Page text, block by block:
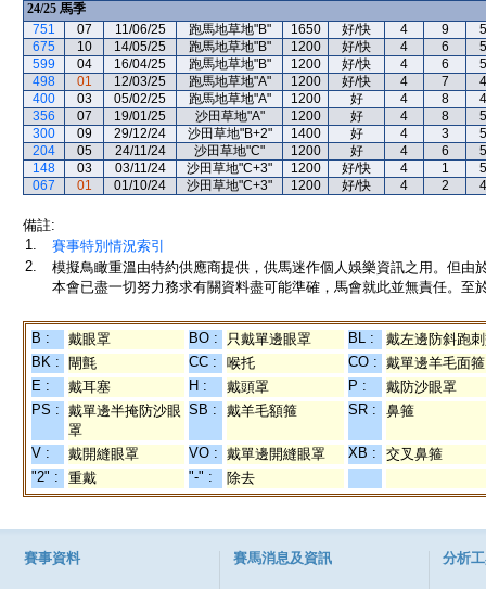
24/25 馬季
751
07 11/06/25 跑馬地草地"B" 1650 好/快 4 9
675
10 14/05/25 跑馬地草地"B" 1200 好/快 4 6
599
04 16/04/25 跑馬地草地"B" 1200 好/快 4 6
498
01 12/03/25 跑馬地草地"A" 1200 好/快 4 7
400
03 05/02/25 跑馬地草地"A" 1200 好 4 8
356
07 19/01/25 沙田草地"A" 1200 好 4 8
300
09 29/12/24 沙田草地"B+2" 1400 好 4 3
204
05 24/11/24 沙田草地"C" 1200 好 4 6
148
03 03/11/24 沙田草地"C+3" 1200 好/快 4 1
067
01 01/10/24 沙田草地"C+3" 1200 好/快 4 2
備註:
1.
賽事特別情況索引
2.
模擬鳥瞰重溫由特約供應商提供，供馬迷作個人娛樂資訊之用。但
本會已盡一切努力務求有關資料盡可能準確，馬會就此並無責任。至
B : 戴眼罩 BO : 只戴單邊眼罩 BL :
戴左邊防斜跑
BK :
閘氈 CC : 喉托 CO : 戴單邊羊毛面箍
E :
戴耳塞 H : 戴頭罩 P :
戴防沙眼罩
PS : 戴單邊半掩防沙眼
罩
SB : 戴羊毛額箍 SR : 鼻箍
V : 戴開縫眼罩 VO : 戴單邊開縫眼罩 XB :
交叉鼻箍
"2" :
重戴 "-" : 除去
賽事資料 賽馬消息及資訊 分析